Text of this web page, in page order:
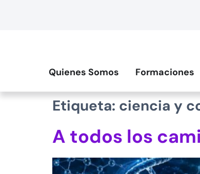
Quienes Somos Formaciones
Etiqueta: ciencia y
A todos los